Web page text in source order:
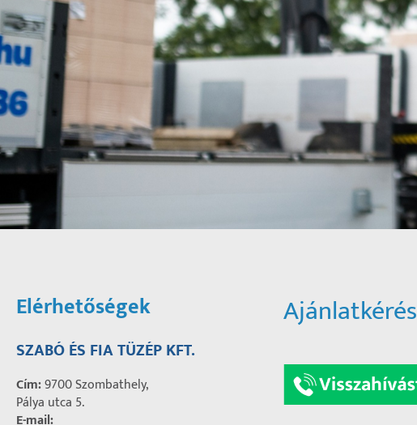
Elérhetőségek
SZABÓ ÉS FIA TÜZÉP KFT.
Cím:9700 Szombathely,
Pálya utca 5.
Ajánlatkérés